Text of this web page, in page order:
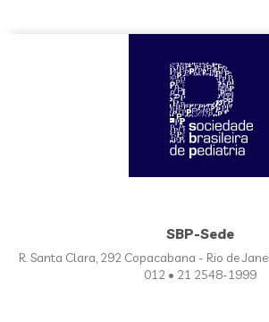
SBP-Sede
R. Santa Clara, 292 Copacabana - Rio de
012 • 21 2548-1999